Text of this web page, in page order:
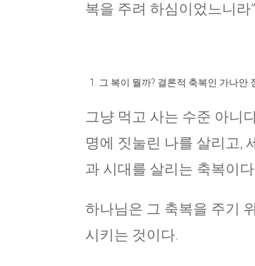
복을 주려 하심이었느니라”
그 복이 뭘까? 결론적 축복인 가나안
그냥 먹고 사는 수준 아니
명에 짓눌린 나를 살리고,
과 시대를 살리는 축복이
하나님은 그 축복을 주기
시키는 것이다.